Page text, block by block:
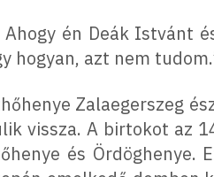
én Deák Istvánt
hogyan, azt nem
Zalaegerszeg
vissza. A birtokot az
és Ördöghenye.